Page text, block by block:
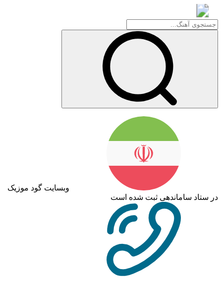
وبسایت گود موزیک
در ستاد ساماندهی ثبت شده است